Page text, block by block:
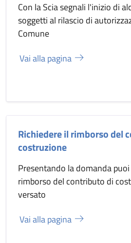
Con la Scia segnali l'inizio di
soggetti al rilascio di
Comune
Vai alla pagina
Richiedere il rimborso del
costruzione
Presentando la domanda
rimborso del contributo di
versato
Vai alla pagina